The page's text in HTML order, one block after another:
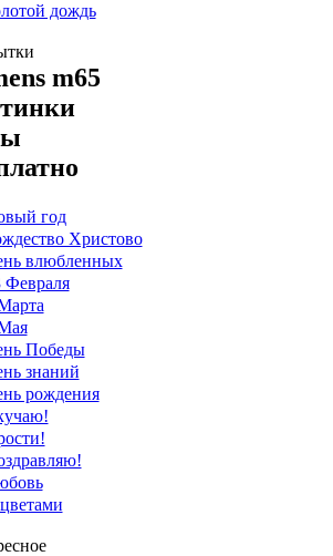
дождь
m65
год
Христово
влюбленных
Февраля
Победы
знаний
рождения